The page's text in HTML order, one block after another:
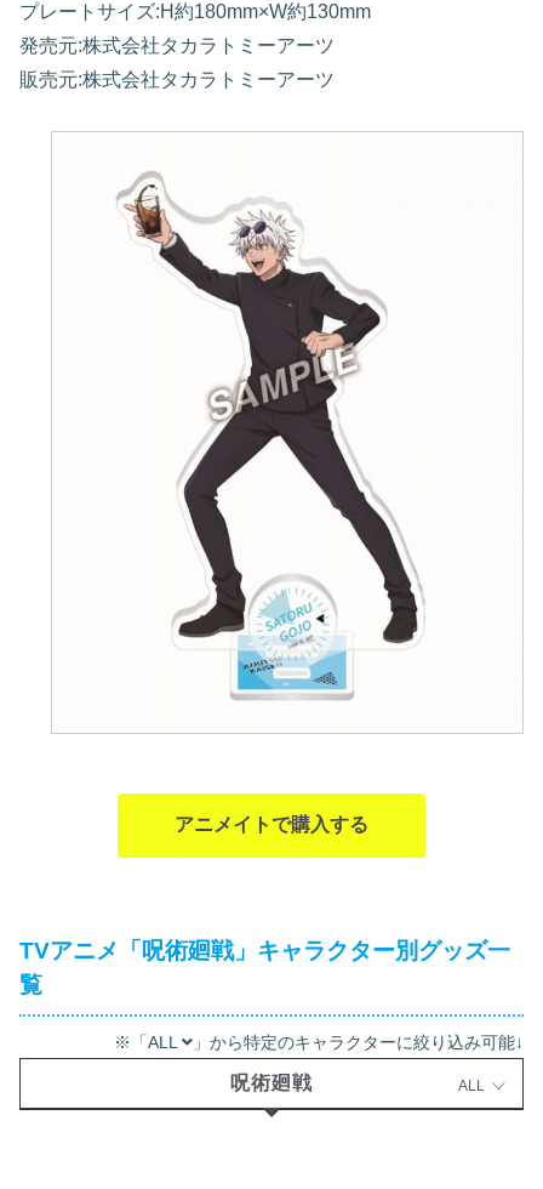
プレートサイズ:H約180mm×W約130mm
発売元:株式会社タカラトミーアーツ
販売元:株式会社タカラトミーアーツ
アニメイトで購入する
TVアニメ「呪術廻戦」キャラクター別グッズ一
覧
※「ALL 」から特定のキャラクターに絞り込み可能↓
呪術廻戦 ALL